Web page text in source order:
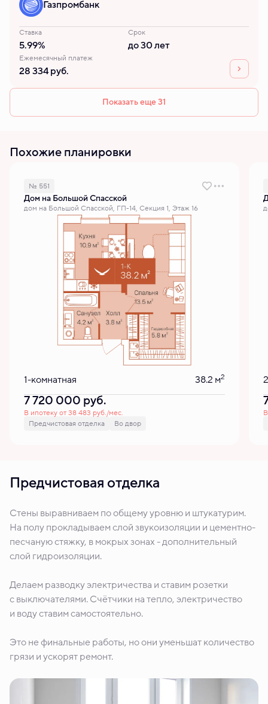
Газпромбанк
Ставка
5.99%
Срок
до 30 лет
Ежемесячный платеж
28 334 руб.
Показать еще 31
Похожие планировки
№ 551
Дом на Большой Спасской
дом на Большой Спасской, ГП-14, Секция 1, Этаж 16
1-комнатная 38.2 м2
7 720 000 руб.
В ипотеку от 38 483 руб./мес.
Предчистовая отделка
Во двор
Предчистовая отделка
Стены выравниваем по общему уровню и штукатурим.
На полу прокладываем слой звукоизоляции и цементно-
песчаную стяжку, в мокрых зонах - дополнительный
слой гидроизоляции.
Делаем разводку электричества и ставим розетки
с выключателями. Счётчики на тепло, электричество
и воду ставим самостоятельно.
Это не финальные работы, но они уменьшат количество
грязи и ускорят ремонт.